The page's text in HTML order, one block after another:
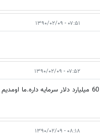
۰۷:۵۱ - ۱۳۹۰/۰۲/۰۹
۰۷:۵۲ - ۱۳۹۰/۰۲/۰۹
۰۸:۱۸ - ۱۳۹۰/۰۲/۰۹